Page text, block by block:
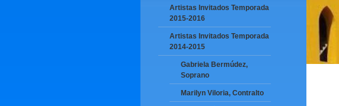
Artistas Invitados Temporada
2015-2016
Artistas Invitados Temporada
2014-2015
Gabriela Bermúdez,
Soprano
Marilyn Viloria, Contralto